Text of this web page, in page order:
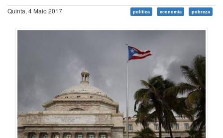
Quinta, 4 Maio 2017 política economia pobreza